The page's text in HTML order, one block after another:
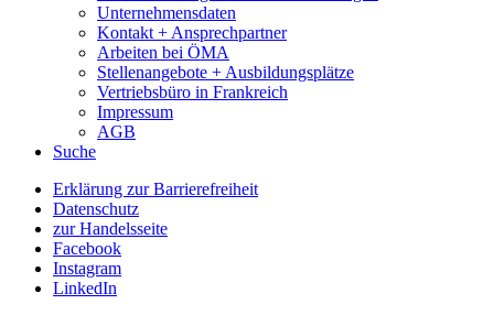
Unternehmensdaten
Kontakt + Ansprechpartner
Arbeiten bei ÖMA
Stellenangebote + Ausbildungsplätze
Vertriebsbüro in Frankreich
Impressum
AGB
Suche
Erklärung zur Barrierefreiheit
Datenschutz
zur Handelsseite
Facebook
Instagram
LinkedIn